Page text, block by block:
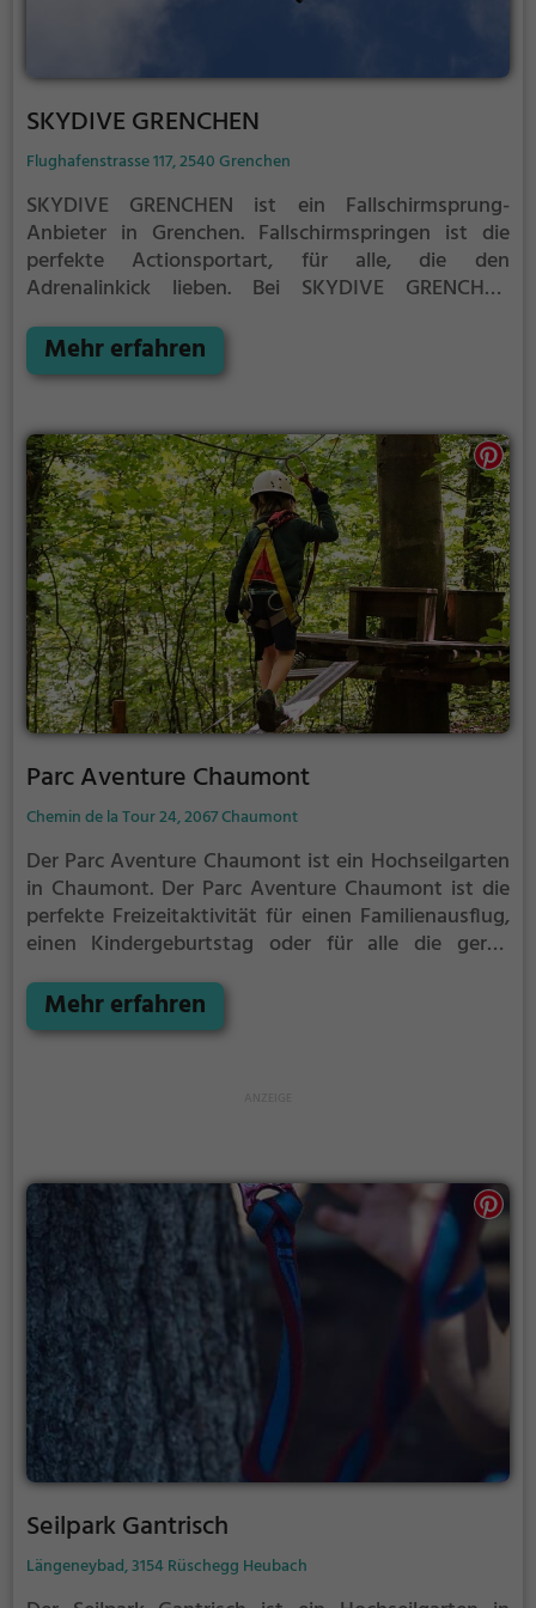
SKYDIVE GRENCHEN
Flughafenstrasse 117, 2540 Grenchen
SKYDIVE GRENCHEN ist ein Fallschirmsprung-
Anbieter in Grenchen. Fallschirmspringen ist die
perfekte Actionsportart, für alle, die den
Adrenalinkick lieben. Bei SKYDIVE GRENCHEN
Grenchen erleben und dich aus mehreren hundert
Metern in Richtung Boden stürzen, bevor der
Mehr erfahren
Parc Aventure Chaumont
Chemin de la Tour 24, 2067 Chaumont
Der Parc Aventure Chaumont ist ein Hochseilgarten
in Chaumont. Der Parc Aventure Chaumont ist die
perfekte Freizeitaktivität für einen Familienausflug,
einen Kindergeburtstag oder für alle die gerne
dem Erdboden erwartet dich eine Welt voller
Abenteuer und Erlebnis. Der Parc Aventure
Mehr erfahren
Seilpark Gantrisch
Längeneybad, 3154 Rüschegg Heubach